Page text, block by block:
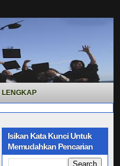
LENGKAP
Isikan Kata Kunci Untuk
Memudahkan Pencarian